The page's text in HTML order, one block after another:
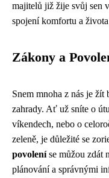
majitelů již žije svůj sen
spojení komfortu a
Zákony a
Snem mnoha z nás je
zahrady. Ať už sníte o
víkendech, nebo o
zeleně, je důležité se
povoleníse můžou zdát
plánování a správnými